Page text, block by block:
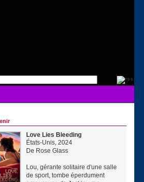
Love Lies Bleeding
États-Unis, 2024
De Rose Glass
Lou, gérante solitaire d'une salle
de sport, tombe éperdument